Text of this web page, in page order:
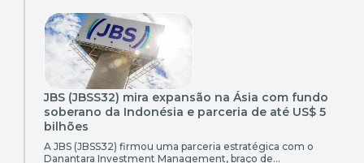
JBS (JBSS32) mira expansão na Ásia com fundo
soberano da Indonésia e parceria de até US$ 5
bilhões
A JBS (JBSS32) firmou uma parceria estratégica com o
Danantara Investment Management, braço de